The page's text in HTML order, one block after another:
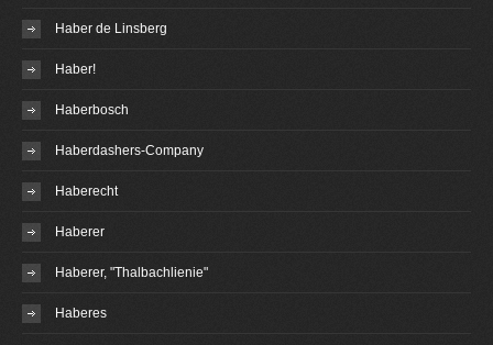
Haber de Linsberg
Haber!
Haberbosch
Haberdashers-Company
Haberecht
Haberer
Haberer, "Thalbachlienie"
Haberes